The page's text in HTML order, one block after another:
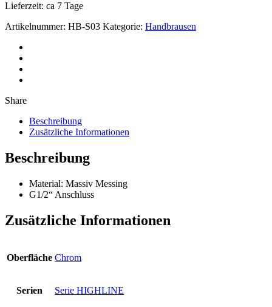
Lieferzeit: ca 7 Tage
Artikelnummer: HB-S03 Kategorie: Handbrausen
Share
Beschreibung
Zusätzliche Informationen
Beschreibung
Material: Massiv Messing
G1/2“ Anschluss
Zusätzliche Informationen
Oberfläche Chrom
Serien Serie HIGHLINE